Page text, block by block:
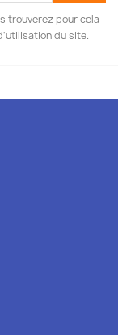
trouverez pour cela
du site.